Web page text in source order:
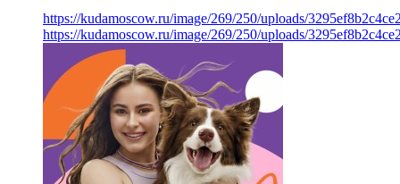
https://kudamoscow.ru/image/269/250/uploads/
https://kudamoscow.ru/image/269/250/uploads/